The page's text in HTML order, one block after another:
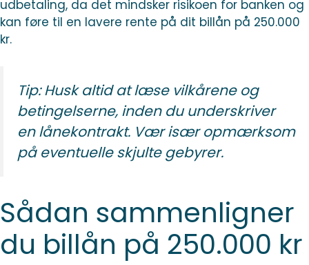
udbetaling, da det mindsker risikoen for banken og
kan føre til en lavere rente på dit billån på 250.000
kr.
Tip: Husk altid at læse vilkårene og
betingelserne, inden du underskriver
en lånekontrakt. Vær især opmærksom
på eventuelle skjulte gebyrer.
Sådan sammenligner
du billån på 250.000 kr